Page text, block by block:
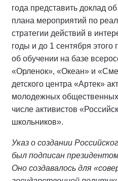
года представить доклад
плана мероприятий по
стратегии действий в
годы и до 1 сентября этого
об обучении на базе
«Орленок», «Океан» и
детского центра «Артек»
молодежных общественных
числе активистов
школьников».
Указ о создании
был подписан
Оно создавалось для